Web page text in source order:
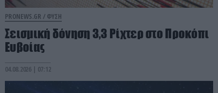
PRONEWS.GR / ΦΥΣΗ
Σεισμική δόνηση 3,3 Ρίχτερ στο Προκόπι
Ευβοίας
04.08.2026 | 07:12